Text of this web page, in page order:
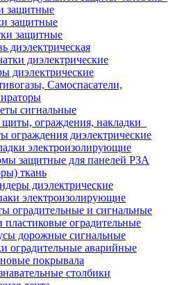
защитные
защитные
защитные
диэлектрическая
диэлектрические
диэлектрические
Самоспасатели,
сигнальные
ограждения, накладки
ограждения диэлектрические
электроизолирующие
защитные для панелей РЗА
ткань
диэлектрические
электроизолирующие
оградительные и сигнальные
пластиковые оградительные
дорожные сигнальные
оградительные аварийные
покрывала
столбики